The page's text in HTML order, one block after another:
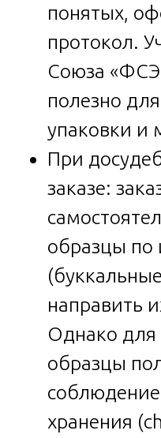
понятых,
протокол.
Союза
полезно
упаковки и
При
заказе:
образцы по
направить
Однако для
образцы
хранения